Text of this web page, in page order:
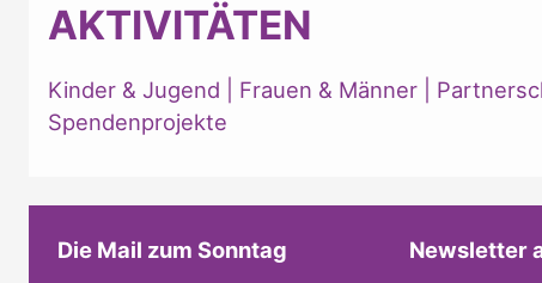
AKTIVITÄTEN
Kinder & Jugend Frauen & Männer
Spendenprojekte
Die Mail zum Sonntag Newsletter